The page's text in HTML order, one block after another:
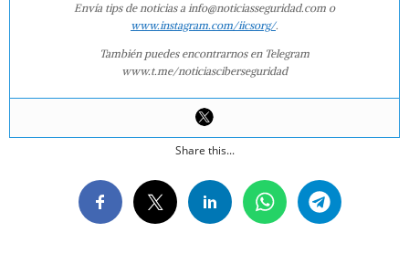
Envía tips de noticias a info@noticiasseguridad.com o
www.instagram.com/iicsorg/.
También puedes encontrarnos en Telegram
www.t.me/noticiasciberseguridad
Share this...